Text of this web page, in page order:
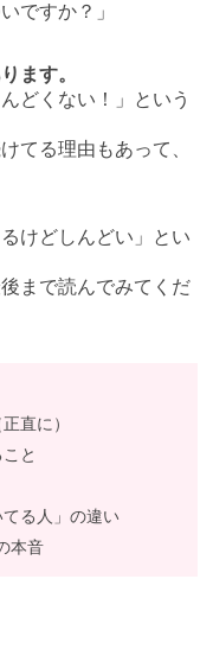
ですか？」
ます。
どくない！」という
てる理由もあって、
けどしんどい」とい
まで読んでみてくだ
直に）
と
てる人」の違い
本音